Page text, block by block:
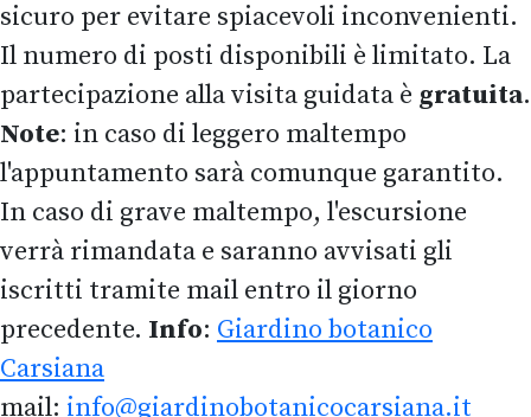
sicuro per evitare spiacevoli inconvenienti.
Il numero di posti disponibili è limitato. La
partecipazione alla visita guidata è gratuita.
Note: in caso di leggero maltempo
l'appuntamento sarà comunque garantito.
In caso di grave maltempo, l'escursione
verrà rimandata e saranno avvisati gli
iscritti tramite mail entro il giorno
precedente. Info: Giardino botanico
Carsiana
mail: info@giardinobotanicocarsiana.it